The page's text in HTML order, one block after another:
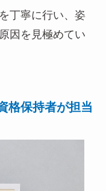
丁寧に行い、姿
因を見極めてい
格保持者が担当